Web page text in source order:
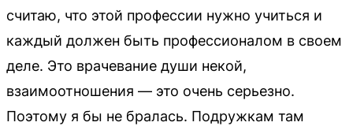
считаю, что этой профессии нужно учиться и
каждый должен быть профессионалом в своем
деле. Это врачевание души некой,
взаимоотношения — это очень серьезно.
Поэтому я бы не бралась. Подружкам там